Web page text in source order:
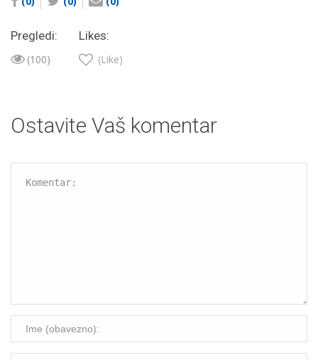
Pregledi:
(100)
Likes:
(Like)
Ostavite Vaš komentar